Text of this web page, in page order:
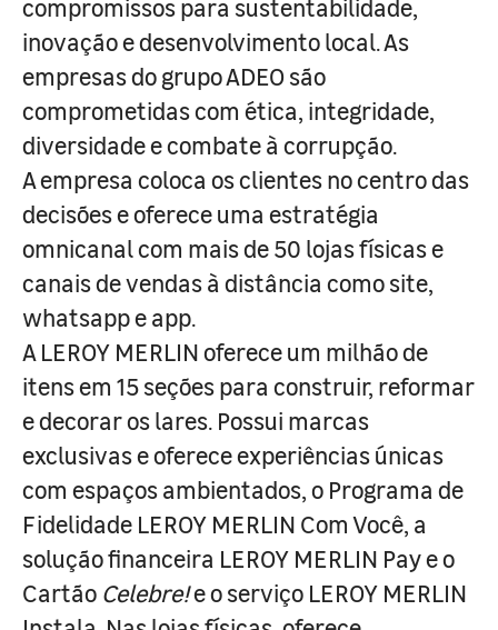
compromissos para sustentabilidade,
inovação e desenvolvimento local. As
empresas do grupo ADEO são
comprometidas com ética, integridade,
diversidade e combate à corrupção.
A empresa coloca os clientes no centro das
decisões e oferece uma estratégia
omnicanal com mais de 50 lojas físicas e
canais de vendas à distância como site,
whatsapp e app.
A LEROY MERLIN oferece um milhão de
itens em 15 seções para construir, reformar
e decorar os lares. Possui marcas
exclusivas e oferece experiências únicas
com espaços ambientados, o Programa de
Fidelidade LEROY MERLIN Com Você, a
solução financeira LEROY MERLIN Pay e o
Cartão Celebre!e o serviço LEROY MERLIN